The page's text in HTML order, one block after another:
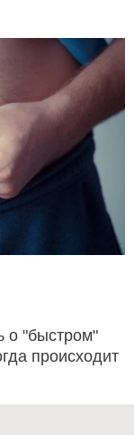
о "быстром"
происходит